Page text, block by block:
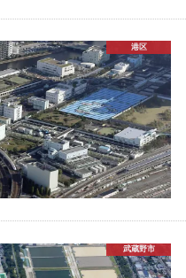
港区
武蔵野市